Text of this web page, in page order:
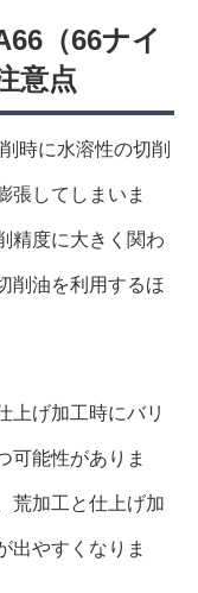
（66ナイ
意点
時に水溶性の切削
張してしまいま
精度に大きく関わ
削油を利用するほ
上げ加工時にバリ
可能性がありま
荒加工と仕上げ加
出やすくなりま